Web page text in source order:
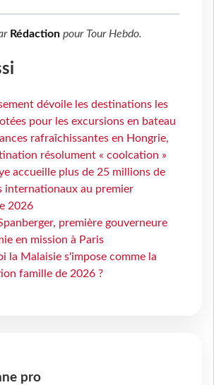
Rédaction pour Tour Hebdo.
dévoile les destinations les
pour les excursions en bateau
rafraîchissantes en Hongrie,
résolument « coolcation »
accueille plus de 25 millions de
internationaux au premier
2026
première gouverneure
en mission à Paris
la Malaisie s'impose comme la
famille de 2026 ?
pro